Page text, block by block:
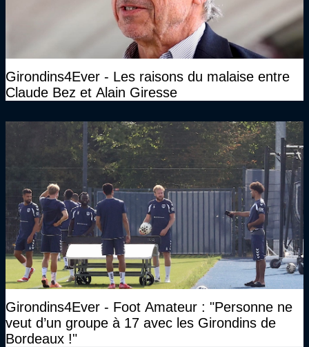
Girondins4Ever - Les raisons du malaise entre
Claude Bez et Alain Giresse
Girondins4Ever - Foot Amateur : "Personne ne
veut d’un groupe à 17 avec les Girondins de
Bordeaux !"